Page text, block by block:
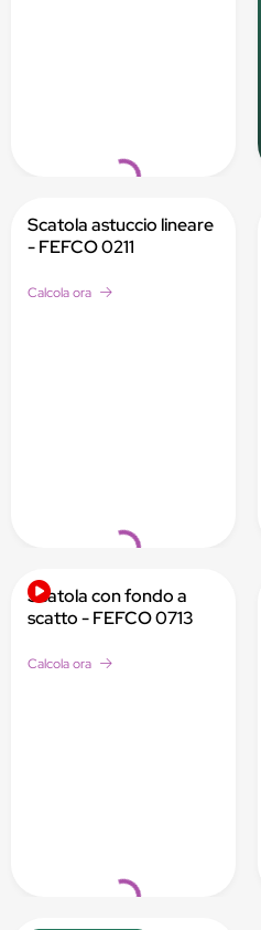
Loading...
Loading...
Scatola astuccio lineare
- FEFCO 0211
Calcola ora
Loading...
Scatola con fondo a
scatto - FEFCO 0713
Calcola ora